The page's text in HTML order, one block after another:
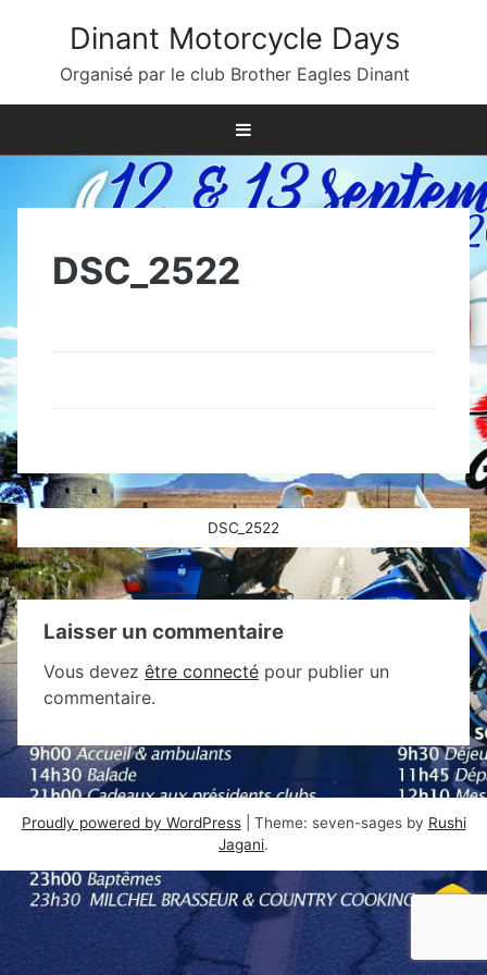
Dinant Motorcycle Days
Organisé par le club Brother Eagles Dinant
DSC_2522
Navigation
de
l’article
DSC_2522
Laisser un commentaire
Vous devez être connecté pour publier un
commentaire.
Proudly powered by WordPress Theme: seven-sages by Rushi
Jagani.